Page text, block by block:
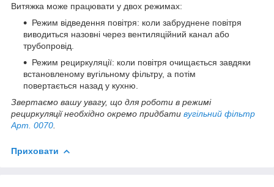
Витяжка може працювати у двох режимах:
Режим відведення повітря: коли забруднене повітря
виводиться назовні через вентиляційний канал або
трубопровід.
Режим рециркуляції: коли повітря очищається завдяки
встановленому вугільному фільтру, а потім
повертається назад у кухню.
Звертаємо вашу увагу, що для роботи в режимі
рециркуляції необхідно окремо придбати вугільний фільтр
Арт. 0070
Приховати